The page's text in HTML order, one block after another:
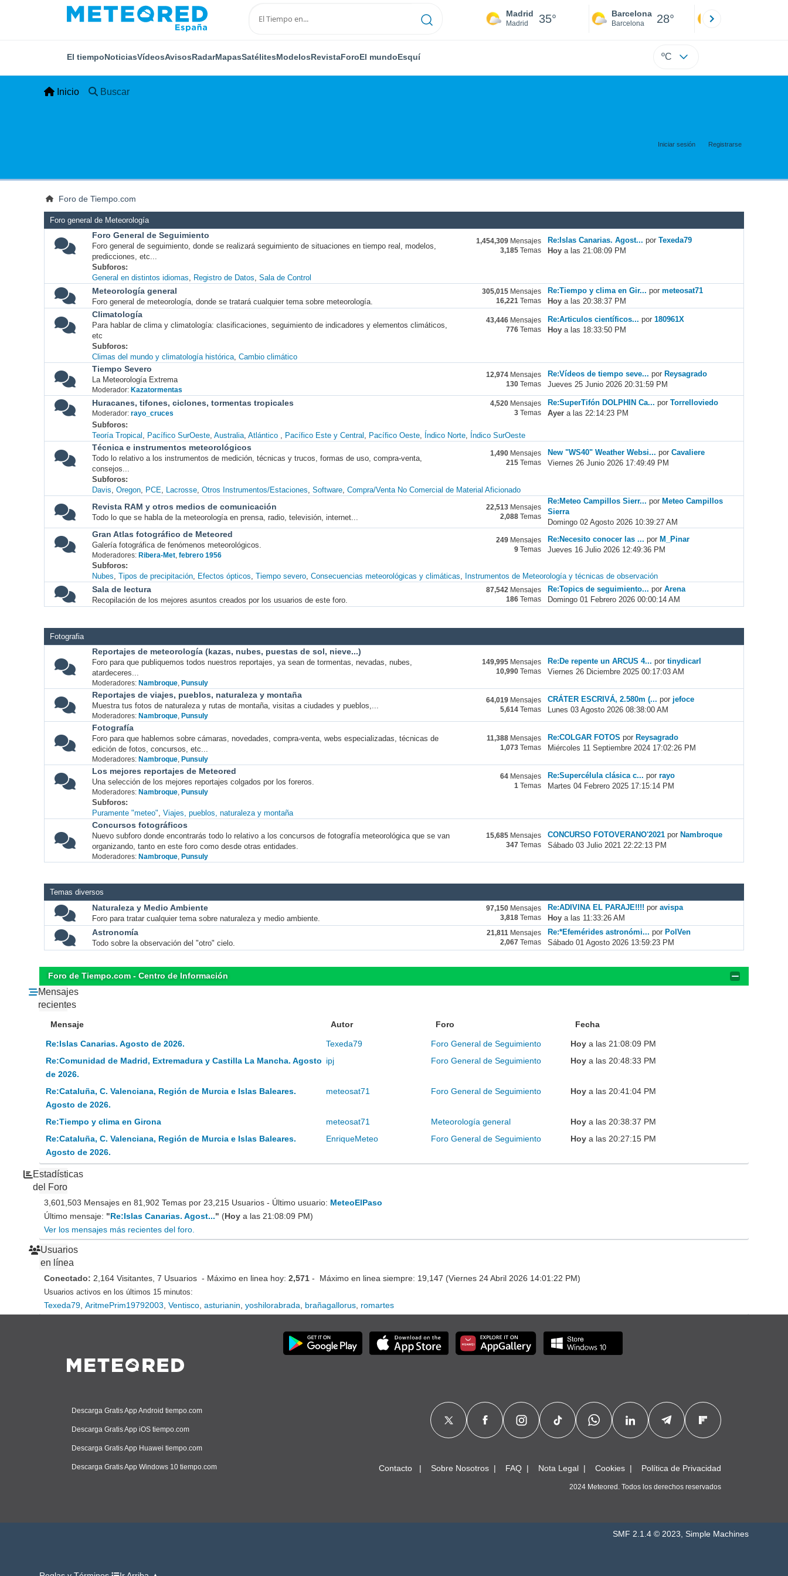
Madrid
Madrid 35° Barcelona
Barcelona 28°
El tiempoNoticiasVídeosAvisosRadarMapasSatélitesModelosRevistaForoEl mundoEsquí ºC
Inicio Buscar
Iniciar sesión Registrarse
Foro de Tiempo.com
Foro general de Meteorología
Foro General de Seguimiento
Foro general de seguimiento, donde se realizará seguimiento de situaciones en tiempo real, modelos,
predicciones, etc...
1,454,309 Mensajes
3,185 Temas
Re:Islas Canarias. Agost... porTexeda79
Hoy a las 21:08:09 PM
Subforos
General en distintos idiomas
Registro de Datos Sala de Control
Meteorología general
Foro general de meteorología, donde se tratará cualquier tema sobre meteorología.
305,015 Mensajes
16,221 Temas
Re:Tiempo y clima en Gir... pormeteosat71
Hoy a las 20:38:37 PM
Climatología
Para hablar de clima y climatología: clasificaciones, seguimiento de indicadores y elementos climáticos,
etc
43,446 Mensajes
776 Temas
Re:Articulos científicos... por180961X
Hoy a las 18:33:50 PM
Subforos
Climas del mundo y climatología histórica Cambio climático
Tiempo Severo
La Meteorología Extrema
Moderador: Kazatormentas
12,974 Mensajes
130 Temas
Re:Vídeos de tiempo seve... porReysagrado
Jueves 25 Junio 2026 20:31:59 PM
Huracanes, tifones, ciclones, tormentas tropicales
Moderador: rayo_cruces
4,520 Mensajes
3 Temas
Re:SuperTifón DOLPHIN Ca... porTorrelloviedo
Ayer a las 22:14:23 PM
Subforos
Teoría Tropical
Pacífico SurOeste Australia Atlántico Pacífico Este y Central Pacífico Oeste Índico Norte Índico SurOeste
Técnica e instrumentos meteorológicos
Todo lo relativo a los instrumentos de medición, técnicas y trucos, formas de uso, compra-venta,
consejos...
1,490 Mensajes
215 Temas
New "WS40" Weather Websi... porCavaliere
Viernes 26 Junio 2026 17:49:49 PM
Subforos
Davis Oregon PCE Lacrosse Otros Instrumentos/Estaciones Software Compra/Venta No Comercial de Material Aficionado
Revista RAM y otros medios de comunicación
Todo lo que se habla de la meteorología en prensa, radio, televisión, internet...
22,513 Mensajes
2,088 Temas
Re:Meteo Campillos Sierr... por Meteo Campillos
Sierra
Domingo 02 Agosto 2026 10:39:27 AM
Gran Atlas fotográfico de Meteored
Galería fotográfica de fenómenos meteorológicos.
Moderadores: Ribera-Met, febrero 1956
249 Mensajes
9 Temas
Re:Necesito conocer las ... porM_Pinar
Jueves 16 Julio 2026 12:49:36 PM
Subforos
Nubes Tipos de precipitación Efectos ópticos Tiempo severo Consecuencias meteorológicas y climáticas Instrumentos de Meteorología y técnicas de observación
Sala de lectura
Recopilación de los mejores asuntos creados por los usuarios de este foro.
87,542 Mensajes
186 Temas
Re:Topics de seguimiento... porArena
Domingo 01 Febrero 2026 00:00:14 AM
Fotografia
Reportajes de meteorología (kazas, nubes, puestas de sol, nieve...)
Foro para que publiquemos todos nuestros reportajes, ya sean de tormentas, nevadas, nubes,
atardeceres...
Moderadores: Nambroque, Punsuly
149,995 Mensajes
10,990 Temas
Re:De repente un ARCUS 4... portinydicarl
Viernes 26 Diciembre 2025 00:17:03 AM
Reportajes de viajes, pueblos, naturaleza y montaña
Muestra tus fotos de naturaleza y rutas de montaña, visitas a ciudades y pueblos,...
Moderadores: Nambroque, Punsuly
64,019 Mensajes
5,614 Temas
CRÁTER ESCRIVÁ, 2.580m (... por jefoce
Lunes 03 Agosto 2026 08:38:00 AM
Fotografía
Foro para que hablemos sobre cámaras, novedades, compra-venta, webs especializadas, técnicas de
edición de fotos, concursos, etc...
Moderadores: Nambroque, Punsuly
11,388 Mensajes
1,073 Temas
Re:COLGAR FOTOS por Reysagrado
Miércoles 11 Septiembre 2024 17:02:26 PM
Los mejores reportajes de Meteored
Una selección de los mejores reportajes colgados por los foreros.
Moderadores: Nambroque, Punsuly
64 Mensajes
1 Temas
Re:Supercélula clásica c... porrayo
Martes 04 Febrero 2025 17:15:14 PM
Subforos
Puramente "meteo" Viajes, pueblos, naturaleza y montaña
Concursos fotográficos
Nuevo subforo donde encontrarás todo lo relativo a los concursos de fotografía meteorológica que se van
organizando, tanto en este foro como desde otras entidades.
Moderadores: Nambroque, Punsuly
15,685 Mensajes
347
Temas
CONCURSO FOTOVERANO'2021 por Nambroque
Sábado 03 Julio 2021 22:22:13 PM
Temas diversos
Naturaleza y Medio Ambiente
Foro para tratar cualquier tema sobre naturaleza y medio ambiente.
97,150 Mensajes
3,818 Temas
Re:ADIVINA EL PARAJE!!!! poravispa
Hoy a las 11:33:26 AM
Astronomía
Todo sobre la observación del "otro" cielo.
21,811 Mensajes
2,067
Temas
Re:*Efemérides astronómi... por PolVen
Sábado 01 Agosto 2026 13:59:23 PM
Foro de Tiempo.com - Centro de Información
Mensajes
recientes
Mensaje Autor Foro Fecha
Re:Islas Canarias. Agosto de 2026. Texeda79 Foro General de Seguimiento Hoy a las 21:08:09 PM
Re:Comunidad de Madrid, Extremadura y Castilla La Mancha. Agosto
de 2026.
ipj Foro General de Seguimiento Hoy a las 20:48:33 PM
Re:Cataluña, C. Valenciana, Región de Murcia e Islas Baleares.
Agosto de 2026.
meteosat71 Foro General de Seguimiento Hoy a las 20:41:04 PM
Re:Tiempo y clima en Girona meteosat71 Meteorología general Hoy a las 20:38:37 PM
Re:Cataluña, C. Valenciana, Región de Murcia e Islas Baleares.
Agosto de 2026.
EnriqueMeteo Foro General de Seguimiento Hoy a las 20:27:15 PM
Estadísticas
del Foro
3,601,503 Mensajes en 81,902 Temas por 23,215 Usuarios - Último usuario: MeteoElPaso
Último mensaje: "Re:Islas Canarias. Agost..." (Hoy a las 21:08:09 PM)
Ver los mensajes más recientes del foro.
Usuarios
en línea
Conectado: 2,164 Visitantes, 7 Usuarios - Máximo en linea hoy:2,571 - Máximo en linea siempre: 19,147 (Viernes 24 Abril 2026 14:01:22 PM)
Usuarios activos en los últimos 15 minutos:
Texeda79 ,AritmePrim19792003 ,Ventisco ,asturianin ,yoshilorabrada brañagallorus romartes
Descarga Gratis App Android tiempo.com
Descarga Gratis App iOS tiempo.com
Descarga Gratis App Huawei tiempo.com
Descarga Gratis App Windows 10 tiempo.com Contacto Sobre Nosotros FAQ Nota Legal Cookies Política de Privacidad
2024 Meteored. Todos los derechos reservados
SMF 2.1.4 © 2023, Simple Machines